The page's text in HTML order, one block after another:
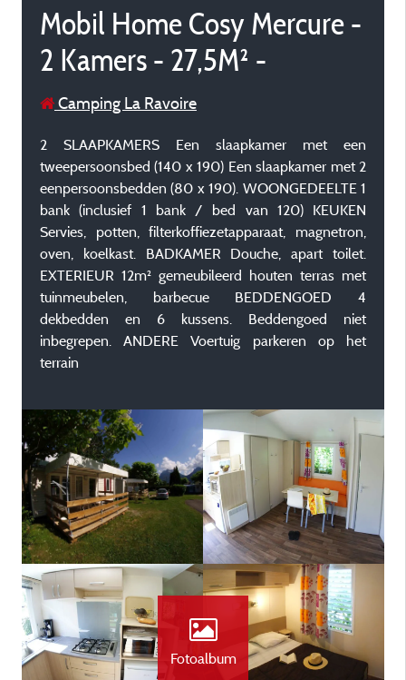
Mobil Home Cosy Mercure -
2 Kamers - 27,5M² -
Camping La Ravoire
2 SLAAPKAMERS Een slaapkamer met een
tweepersoonsbed (140 x 190) Een slaapkamer met 2
eenpersoonsbedden (80 x 190). WOONGEDEELTE 1
bank (inclusief 1 bank / bed van 120) KEUKEN
Servies, potten, filterkoffiezetapparaat, magnetron,
oven, koelkast. BADKAMER Douche, apart toilet.
EXTERIEUR 12m² gemeubileerd houten terras met
tuinmeubelen, barbecue BEDDENGOED 4
dekbedden en 6 kussens. Beddengoed niet
inbegrepen. ANDERE Voertuig parkeren op het
terrain
Fotoalbum